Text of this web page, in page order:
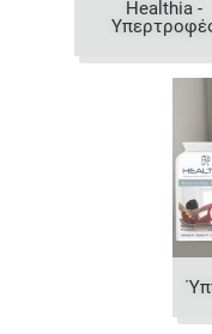
Healthia -